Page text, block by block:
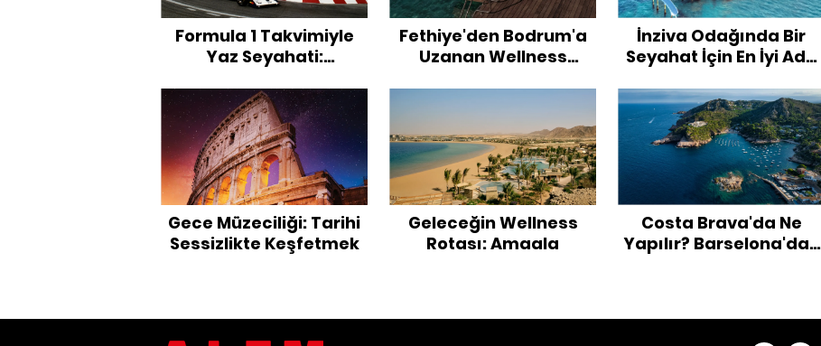
Formula 1 Takvimiyle
Yaz Seyahati:
Grand Prix Rotaları
Fethiye'den Bodrum'a
Uzanan Wellness
İnziva Odağında Bir
Seyahat İçin En İyi Ada
Gece Müzeciliği: Tarihi
Sessizlikte Keşfetmek
Geleceğin Wellness
Rotası: Amaala
Costa Brava'da Ne
Yapılır? Barselona'dan